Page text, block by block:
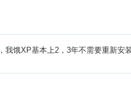
饿XP基本上2，3年不需要重新